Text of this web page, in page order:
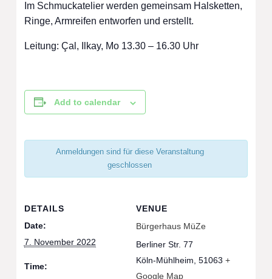
Im Schmuckatelier werden gemeinsam Halsketten,
Ringe, Armreifen entworfen und erstellt.
Leitung: Çal, Ilkay, Mo 13.30 – 16.30 Uhr
Add to calendar
DETAILS
Date:
7. November 2022
Time:
VENUE
Bürgerhaus MüZe
Berliner Str. 77
Köln-Mühlheim, 51063 +
Google Map
Anmeldungen sind für diese Veranstaltung
geschlossen